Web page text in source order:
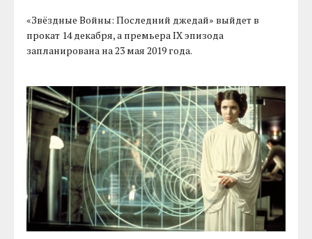
«Звёздные Войны: Последний джедай» выйдет в
прокат 14 декабря, а премьера IX эпизода
запланирована на 23 мая 2019 года.